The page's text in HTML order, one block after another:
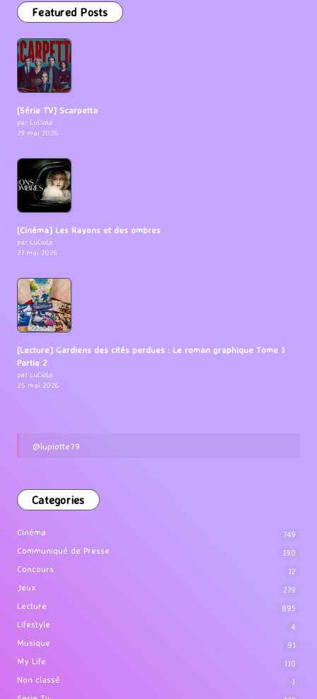
Featured Posts
[Série TV] Scarpetta
par LuCioLe
29 mai 2026
[Cinéma] Les Rayons et des ombres
par LuCioLe
27 mai 2026
[Lecture] Gardiens des cités perdues : Le roman graphique Tome 1
Partie 2
par LuCioLe
25 mai 2026
@lupiotte79
Categories
Cinéma 749
Communiqué de Presse 190
Concours 12
Jeux 279
Lecture 895
Lifestyle 4
Musique 91
My Life 110
Non classé 1